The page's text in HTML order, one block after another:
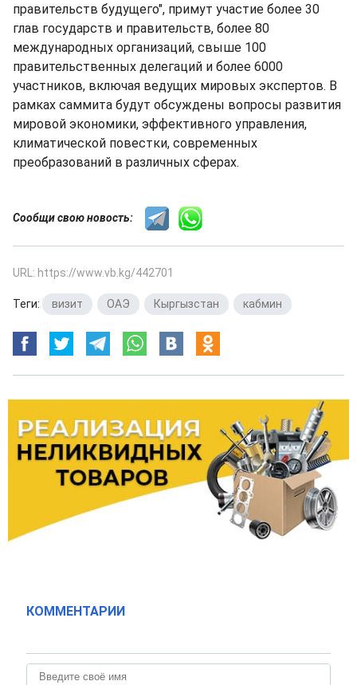
правительств будущего", примут участие более 30
глав государств и правительств, более 80
международных организаций, свыше 100
правительственных делегаций и более 6000
участников, включая ведущих мировых экспертов. В
рамках саммита будут обсуждены вопросы развития
мировой экономики, эффективного управления,
климатической повестки, современных
преобразований в различных сферах.
Сообщи свою новость:
URL: https://www.vb.kg/442701
Теги: визит ОАЭ Кыргызстан кабмин
КОММЕНТАРИИ